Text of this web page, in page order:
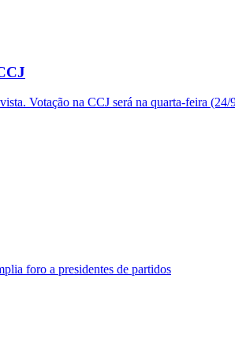
Votação na CCJ será na quarta-feira (24/
foro a presidentes de partidos